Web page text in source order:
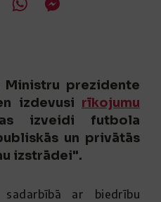
Ministru prezidente
izdevusi rīkojumu
izveidi futbola
un privātās
izstrādei".
ar biedrību